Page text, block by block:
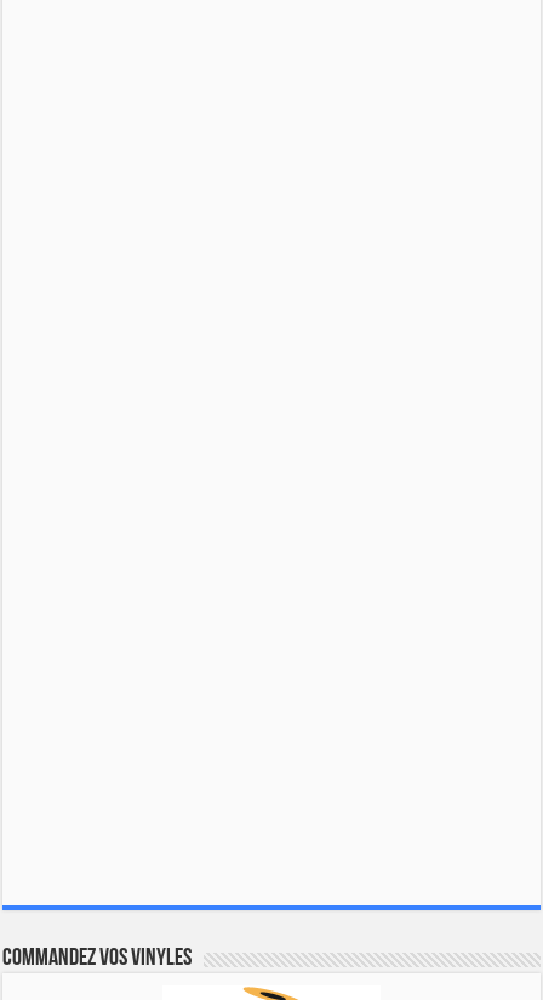
Commandez vos vinyles